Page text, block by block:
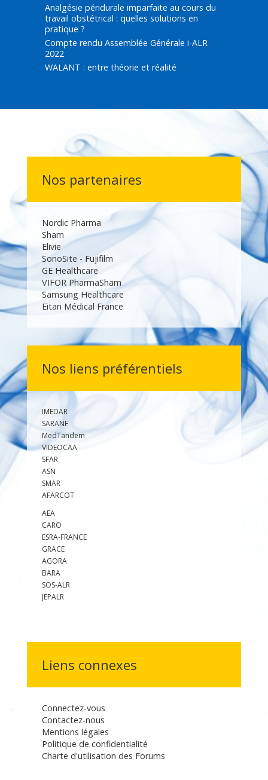
Analgésie péridurale imparfaite au cours du
travail obstétrical : quelles solutions en
pratique ?
Compte rendu Assemblée Générale i-ALR
2022
WALANT : entre théorie et réalité
Nos partenaires
Nordic Pharma
Sham
Elivie
SonoSite - Fujifilm
GE Healthcare
VIFOR PharmaSham
Samsung Healthcare
Eitan Médical France
Nos liens préférentiels
IMEDAR
SARANF
MedTandem
VIDEOCAA
SFAR
ASN
SMAR
AFARCOT
AEA
CARO
ESRA-FRANCE
GRACE
AGORA
BARA
SOS-ALR
JEPALR
Liens connexes
Connectez-vous
Contactez-nous
Mentions légales
Politique de confidentialité
Charte d'utilisation des Forums